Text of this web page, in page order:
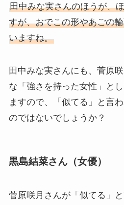
田中みな実さんのほうが、
すが、おでこの形やあごの
いますね。
田中みな実さんにも、菅原
な「強さを持った女性」と
ますので、「似てる」と言
のではないでしょうか？
黒島結菜さん（女優）
菅原咲月さんが「似てる」